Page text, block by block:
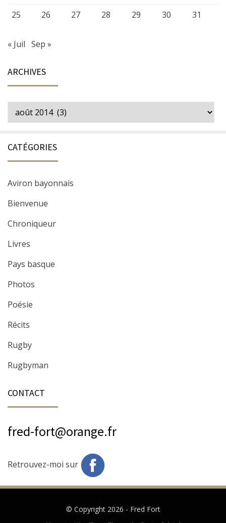
25
26 27 28 29 30 31
« Juil Sep »
ARCHIVES
Archives
CATÉGORIES
Aviron bayonnais
Bienvenue
Chroniqueur
Livres
Pays basque
Photos
Poésie
Récits
Rugby
Rugbyman
CONTACT
fred-fort@orange.fr
Retrouvez-moi sur
© Copyright 2026 - Fred Fort